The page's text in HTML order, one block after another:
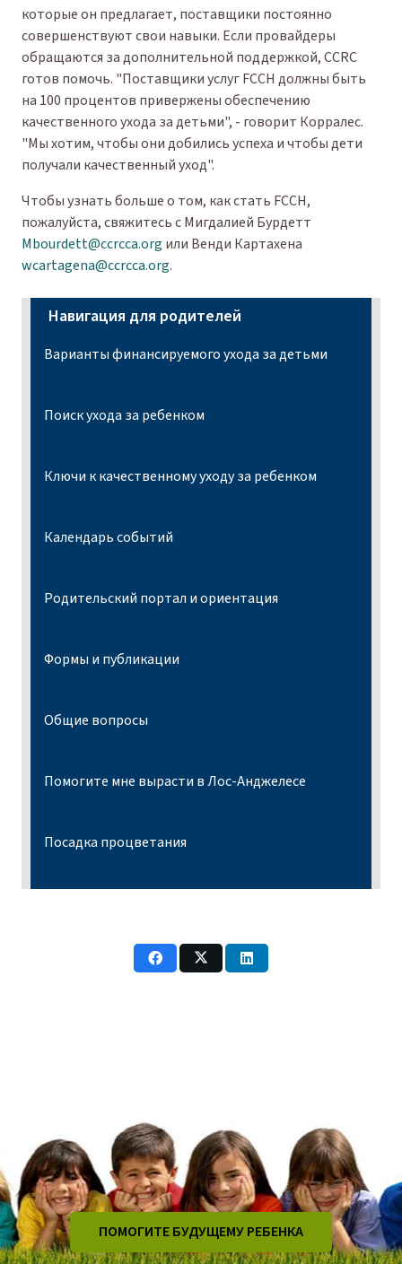
которые он предлагает, поставщики постоянно
совершенствуют свои навыки. Если провайдеры
обращаются за дополнительной поддержкой, CCRC
готов помочь. "Поставщики услуг FCCH должны быть
на 100 процентов привержены обеспечению
качественного ухода за детьми", - говорит Корралес.
"Мы хотим, чтобы они добились успеха и чтобы дети
получали качественный уход".
Чтобы узнать больше о том, как стать FCCH,
пожалуйста, свяжитесь с Мигдалией Бурдетт
Mbourdett@ccrcca.org или Венди Картахена
wcartagena@ccrcca.org.
Навигация для родителей
Варианты финансируемого ухода за детьми
Поиск ухода за ребенком
Ключи к качественному уходу за ребенком
Календарь событий
Родительский портал и ориентация
Формы и публикации
Общие вопросы
Помогите мне вырасти в Лос-Анджелесе
Посадка процветания
ПОМОГИТЕ БУДУЩЕМУ РЕБЕНКА